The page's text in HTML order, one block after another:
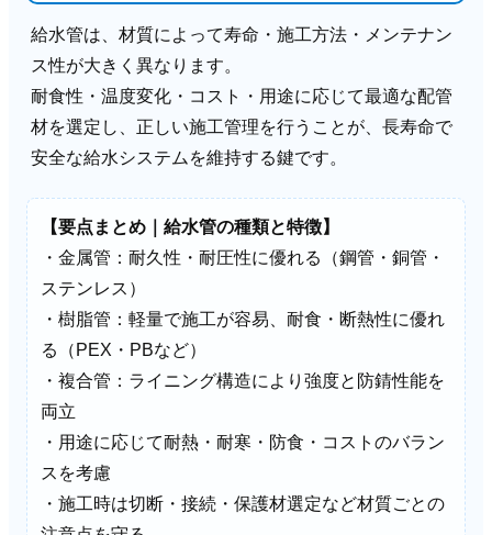
給水管は、材質によって寿命・施工方法・メンテナン
ス性が大きく異なります。
耐食性・温度変化・コスト・用途に応じて最適な配管
材を選定し、正しい施工管理を行うことが、長寿命で
安全な給水システムを維持する鍵です。
【要点まとめ｜給水管の種類と特徴】
・金属管：耐久性・耐圧性に優れる（鋼管・銅管・
ステンレス）
・樹脂管：軽量で施工が容易、耐食・断熱性に優れ
る（PEX・PBなど）
・複合管：ライニング構造により強度と防錆性能を
両立
・用途に応じて耐熱・耐寒・防食・コストのバラン
スを考慮
・施工時は切断・接続・保護材選定など材質ごとの